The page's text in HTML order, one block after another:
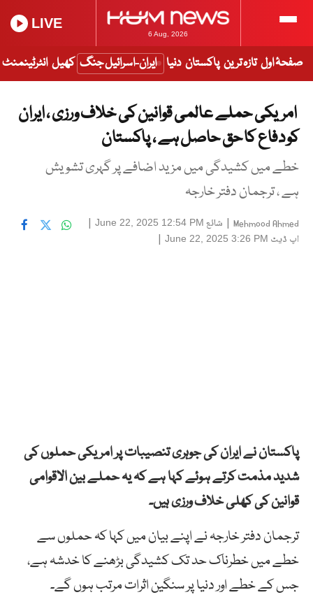
6 Aug, 2026
LIVE
صفحۂ اول تازہ ترین پاکستان دنیا ایران-اسرائیل جنگ کھیل انٹرٹینمنٹ
امریکی حملے عالمی قوانین کی خلاف ورزی ، ایران
کو دفاع کا حق حاصل ہے ، پاکستان
خطے میں کشیدگی میں مزید اضافے پر گہری تشویش
ہے ، ترجمان دفتر خارجہ
Mehmood Ahmed
| شائع June 22, 2025 12:54 PM
|
اپ ڈیٹ June 22, 2025 3:26 PM
|
پاکستان نے ایران کی جوہری تنصیبات پر امریکی حملوں کی
شدید مذمت کرتے ہوئے کہا ہے کہ یہ حملے بین الاقوامی
قوانین کی کھلی خلاف ورزی ہیں۔
ترجمان دفتر خارجہ نے اپنے بیان میں کہا کہ حملوں سے
خطے میں خطرناک حد تک کشیدگی بڑھنے کا خدشہ ہے،
جس کے خطے اور دنیا پر سنگین اثرات مرتب ہوں گے۔